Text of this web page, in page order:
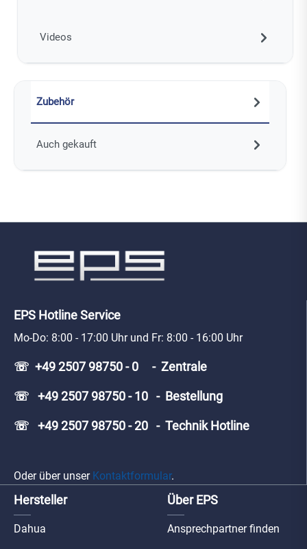
Videos
Zubehör
Auch gekauft
EPS Hotline Service
Mo-Do: 8:00 - 17:00 Uhr und Fr: 8:00 - 16:00 Uhr
☏ +49 2507 98750 - 0 - Zentrale
☏ +49 2507 98750 - 10 - Bestellung
☏ +49 2507 98750 - 20 - Technik Hotline
Oder über unser Kontaktformular.
Hersteller
Dahua
Über EPS
Ansprechpartner finden